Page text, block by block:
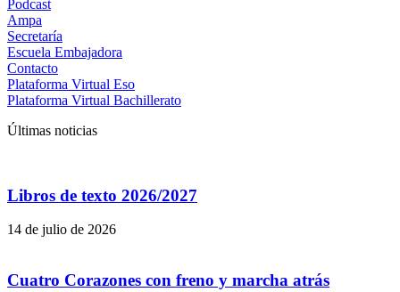
Podcast
Ampa
Secretaría
Escuela Embajadora
Contacto
Plataforma Virtual Eso
Plataforma Virtual Bachillerato
Últimas noticias
Libros de texto 2026/2027
14 de julio de 2026
Cuatro Corazones con freno y marcha atrás